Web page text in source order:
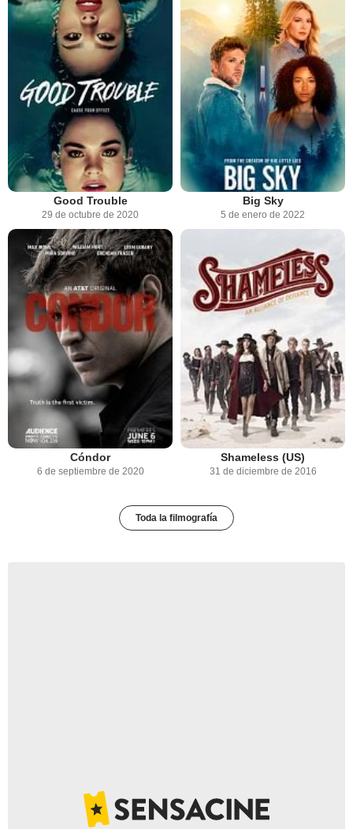
Good Trouble
29 de octubre de 2020
Big Sky
5 de enero de 2022
Cóndor
6 de septiembre de 2020
Shameless (US)
31 de diciembre de 2016
Toda la filmografía